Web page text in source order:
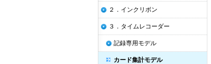
２．インクリボン
３．タイムレコーダー
記録専用モデル
カード集計モデル